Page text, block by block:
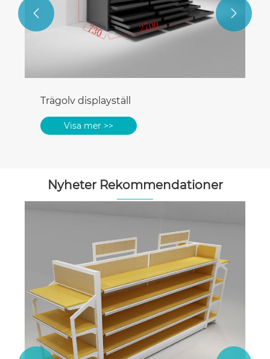
 
Nyheter Rekommendationer
Huvudändamål och typer av hyllor
Visa mer >>